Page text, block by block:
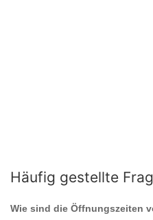
Häufig gestellte
Wie sind die Öffnungszeiten